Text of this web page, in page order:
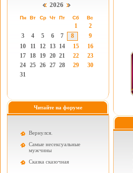
2026
Пн Вт Ср Чт Пт Сб Вс
1
2
3
4 5 6 7 8
9
10
11 12 13 14 15
16
17
18 19 20 21 22
23
24 25 26 27 28 29
30
31
Читайте на форуме
Вернулся.
Самые несексуальные
мужчины
Cказка сказочная